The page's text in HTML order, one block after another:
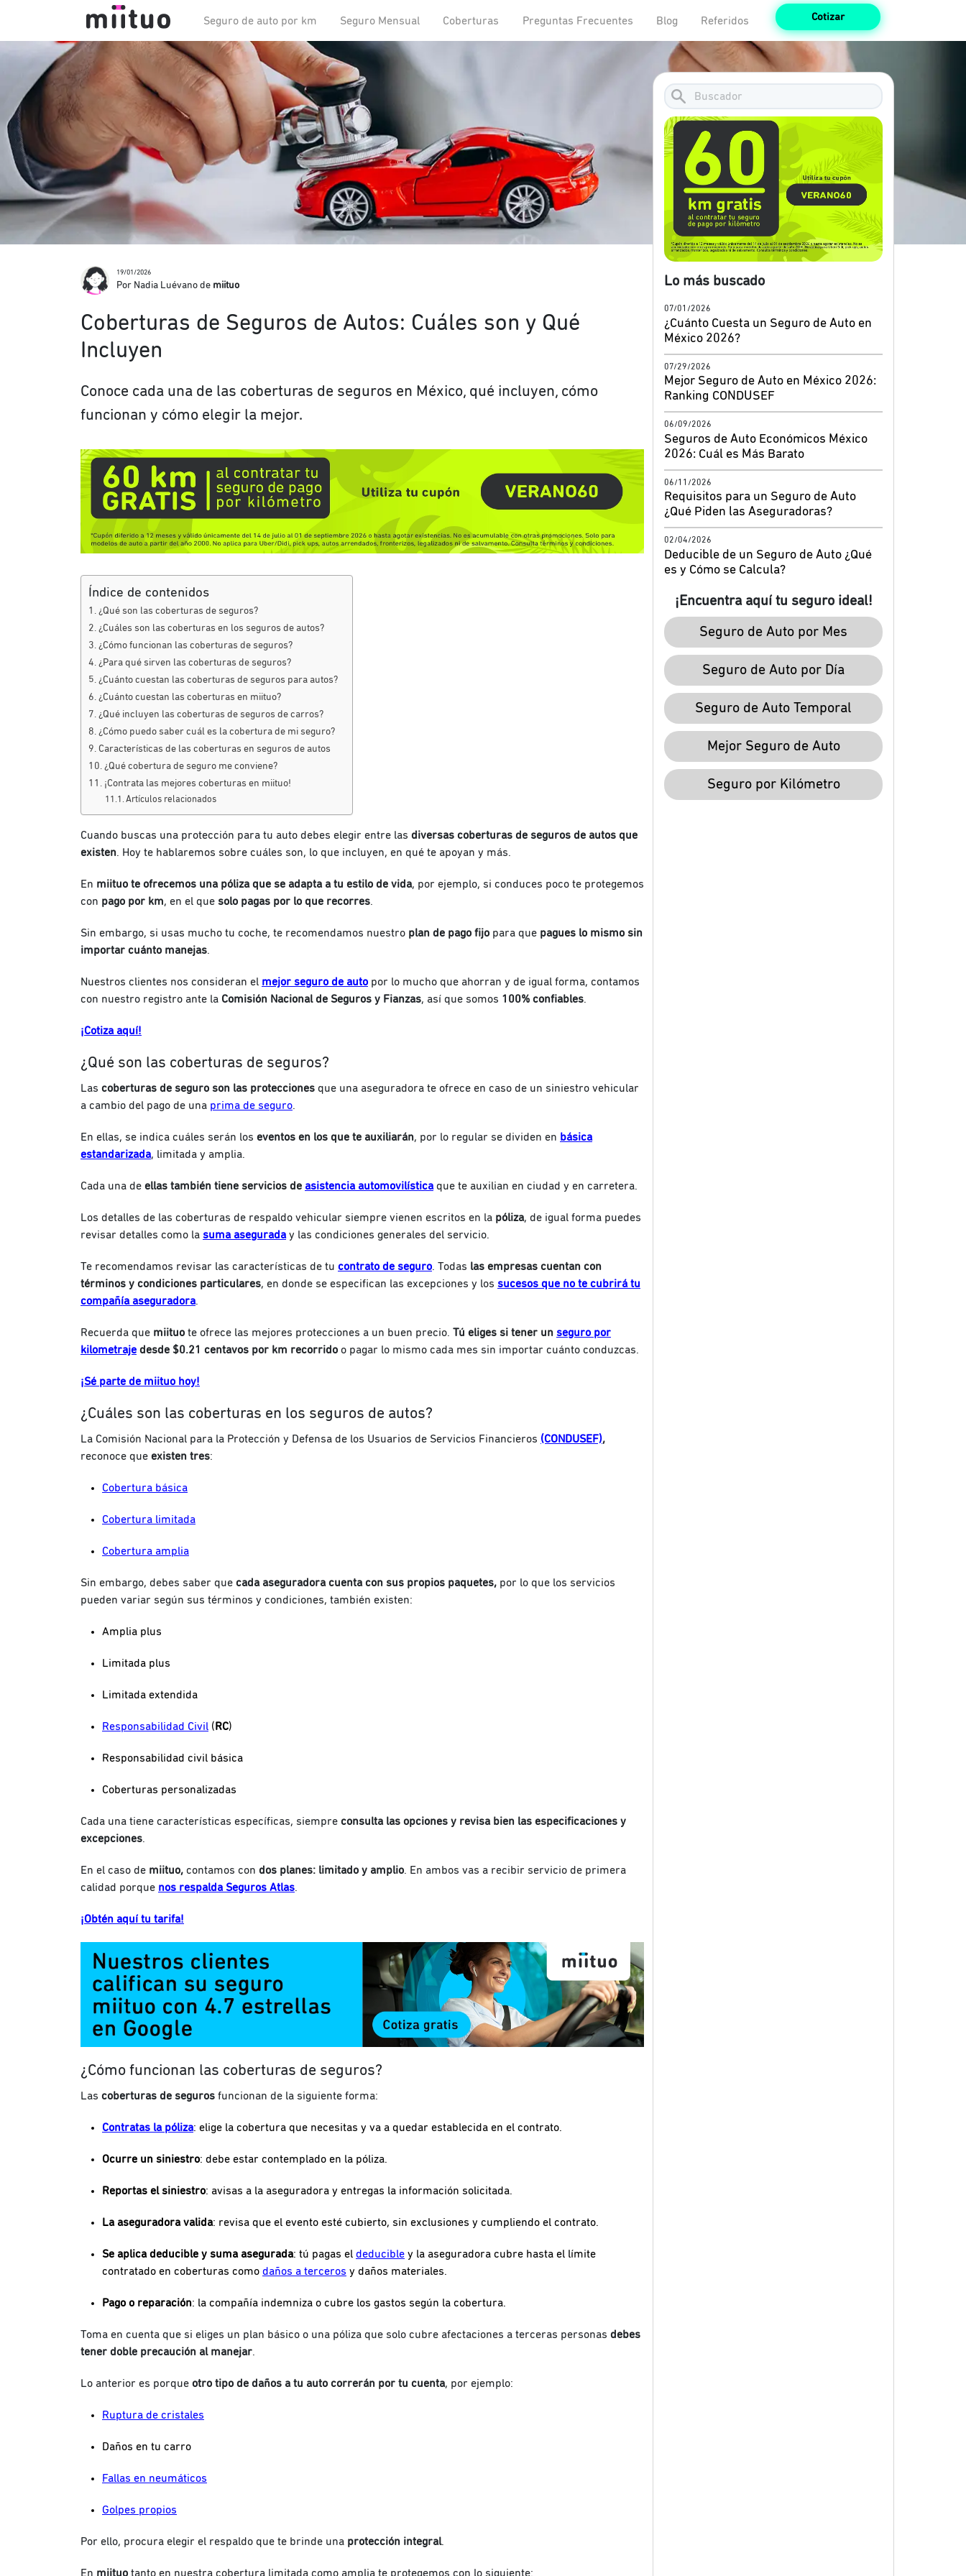
Cotizar
Seguro de auto por km Seguro Mensual Coberturas Preguntas Frecuentes Blog Referidos
Lo más buscado
07/01/2026
¿Cuánto Cuesta un Seguro de Auto en
México 2026?
07/29/2026
Mejor Seguro de Auto en México 2026:
Ranking CONDUSEF
06/09/2026
Seguros de Auto Económicos México
2026: Cuál es Más Barato
06/11/2026
Requisitos para un Seguro de Auto
¿Qué Piden las Aseguradoras?
02/04/2026
Deducible de un Seguro de Auto ¿Qué
es y Cómo se Calcula?
¡Encuentra aquí tu seguro ideal!
Seguro de Auto por Mes
Seguro de Auto por Día
Seguro de Auto Temporal
Mejor Seguro de Auto
Seguro por Kilómetro
19/01/2026
Por Nadia Luévano de miituo
Coberturas de Seguros de Autos: Cuáles son y Qué
Incluyen
Conoce cada una de las coberturas de seguros en México, qué incluyen, cómo
funcionan y cómo elegir la mejor.
Índice de contenidos
¿Qué son las coberturas de seguros?
¿Cuáles son las coberturas en los seguros de autos?
¿Cómo funcionan las coberturas de seguros?
¿Para qué sirven las coberturas de seguros?
¿Cuánto cuestan las coberturas de seguros para autos?
¿Cuánto cuestan las coberturas en miituo?
¿Qué incluyen las coberturas de seguros de carros?
¿Cómo puedo saber cuál es la cobertura de mi seguro?
Características de las coberturas en seguros de autos
¿Qué cobertura de seguro me conviene?
¡Contrata las mejores coberturas en miituo!
Artículos relacionados
Cuando buscas una protección para tu auto debes elegir entre las diversas coberturas de seguros de autos que
existen. Hoy te hablaremos sobre cuáles son, lo que incluyen, en qué te apoyan y más.
En miituo te ofrecemos una póliza que se adapta a tu estilo de vida, por ejemplo, si conduces poco te protegemos
con pago por km, en el que solo pagas por lo que recorres.
Sin embargo, si usas mucho tu coche, te recomendamos nuestro plan de pago fijo para que pagues lo mismo sin
importar cuánto manejas.
Nuestros clientes nos consideran el mejor seguro de auto por lo mucho que ahorran y de igual forma, contamos
con nuestro registro ante la Comisión Nacional de Seguros y Fianzas, así que somos 100% confiables.
¡Cotiza aquí!
¿Qué son las coberturas de seguros?
Las coberturas de seguro son las protecciones que una aseguradora te ofrece en caso de un siniestro vehicular
a cambio del pago de una prima de seguro.
En ellas, se indica cuáles serán los eventos en los que te auxiliarán, por lo regular se dividen en básica
estandarizada, limitada y amplia.
Cada una de ellas también tiene servicios de asistencia automovilísticaque te auxilian en ciudad y en carretera.
Los detalles de las coberturas de respaldo vehicular siempre vienen escritos en la póliza, de igual forma puedes
revisar detalles como la suma aseguraday las condiciones generales del servicio.
Te recomendamos revisar las características de tu contrato de seguro. Todas las empresas cuentan con
términos y condiciones particulares, en donde se especifican las excepciones y los sucesos que no te cubrirá tu
compañía aseguradora.
Recuerda que miituo te ofrece las mejores protecciones a un buen precio. Tú eliges si tener un seguro por
kilometraje desde $0.21 centavos por km recorrido o pagar lo mismo cada mes sin importar cuánto conduzcas.
¡Sé parte de miituo hoy!
¿Cuáles son las coberturas en los seguros de autos?
La Comisión Nacional para la Protección y Defensa de los Usuarios de Servicios Financieros (CONDUSEF),
reconoce que existen tres:
Cobertura básica
Cobertura limitada
Cobertura amplia
Sin embargo, debes saber que cada aseguradora cuenta con sus propios paquetes, por lo que los servicios
pueden variar según sus términos y condiciones, también existen:
Amplia plus
Limitada plus
Limitada extendida
Responsabilidad Civil (RC)
Responsabilidad civil básica
Coberturas personalizadas
Cada una tiene características específicas, siempre consulta las opciones y revisa bien las especificaciones y
excepciones.
En el caso de miituo, contamos con dos planes: limitado y amplio. En ambos vas a recibir servicio de primera
calidad porque nos respalda Seguros Atlas.
¡Obtén aquí tu tarifa!
¿Cómo funcionan las coberturas de seguros?
Las coberturas de seguros funcionan de la siguiente forma:
Contratas la póliza: elige la cobertura que necesitas y va a quedar establecida en el contrato.
Ocurre un siniestro: debe estar contemplado en la póliza.
Reportas el siniestro: avisas a la aseguradora y entregas la información solicitada.
La aseguradora valida: revisa que el evento esté cubierto, sin exclusiones y cumpliendo el contrato.
Se aplica deducible y suma asegurada: tú pagas el deducible y la aseguradora cubre hasta el límite
contratado en coberturas como daños a terceros y daños materiales.
Pago o reparación: la compañía indemniza o cubre los gastos según la cobertura.
Toma en cuenta que si eliges un plan básico o una póliza que solo cubre afectaciones a terceras personas debes
tener doble precaución al manejar.
Lo anterior es porque otro tipo de daños a tu auto correrán por tu cuenta, por ejemplo:
Ruptura de cristales
Daños en tu carro
Fallas en neumáticos
Golpes propios
Por ello, procura elegir el respaldo que te brinde una protección integral.
En miituo tanto en nuestra cobertura limitada como amplia te protegemos con lo siguiente: